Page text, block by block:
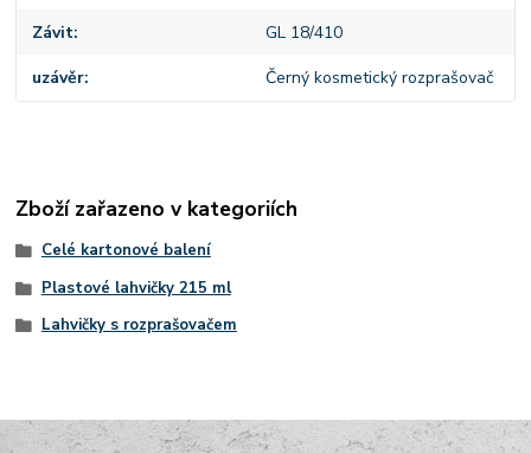
Závit GL 18/410
uzávěr Černý kosmetický rozprašovač
Zboží zařazeno v kategoriích
Celé kartonové balení
Plastové lahvičky 215 ml
Lahvičky s rozprašovačem